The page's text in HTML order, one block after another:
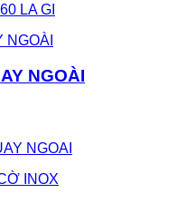
LA GI
NGOÀI
NGOAI